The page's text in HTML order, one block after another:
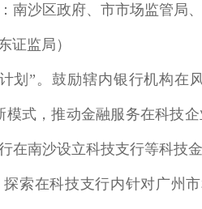
南沙区政府、市市场监管局
证监局）
”。鼓励辖内银行机构在
模式，推动金融服务在科技
在南沙设立科技支行等科技
索在科技支行内针对广州